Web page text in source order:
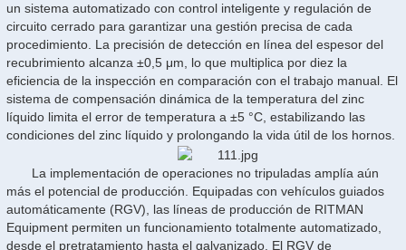
un sistema automatizado con control inteligente y regulación de
circuito cerrado para garantizar una gestión precisa de cada
procedimiento. La precisión de detección en línea del espesor del
recubrimiento alcanza ±0,5 μm, lo que multiplica por diez la
eficiencia de la inspección en comparación con el trabajo manual. El
sistema de compensación dinámica de la temperatura del zinc
líquido limita el error de temperatura a ±5 °C, estabilizando las
condiciones del zinc líquido y prolongando la vida útil de los hornos.
La implementación de operaciones no tripuladas amplía aún
más el potencial de producción. Equipadas con vehículos guiados
automáticamente (RGV), las líneas de producción de RITMAN
Equipment permiten un funcionamiento totalmente automatizado,
desde el pretratamiento hasta el galvanizado. El RGV de